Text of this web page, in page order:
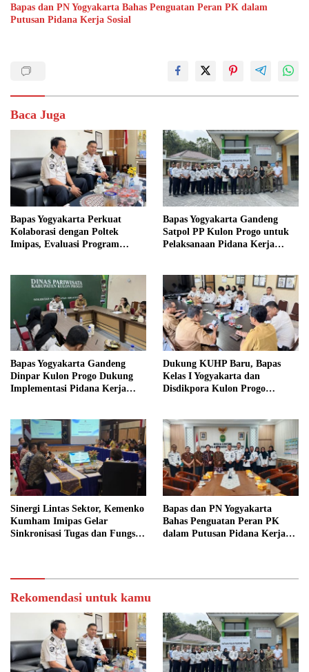
Bapas dan PN Yogyakarta Bahas Penguatan Peran PK dalam
Putusan Pidana Kerja Sosial
Baca Juga
Bapas Yogyakarta Perkuat
Kolaborasi dengan Poltek
Imipas, Evaluasi Program
Bapas Yogyakarta Gandeng
Satpol PP Kulon Progo untuk
Pelaksanaan Pidana Kerja
Bapas Yogyakarta Gandeng
Dinpar Kulon Progo Dukung
Implementasi Pidana Kerja
Dukung KUHP Baru, Bapas
Kelas I Yogyakarta dan
Disdikpora Kulon Progo
Sinergi Lintas Sektor, Kemenko
Kumham Imipas Gelar
Sinkronisasi Tugas dan Fungsi
Bapas dan PN Yogyakarta
Bahas Penguatan Peran PK
dalam Putusan Pidana Kerja
Rekomendasi untuk kamu